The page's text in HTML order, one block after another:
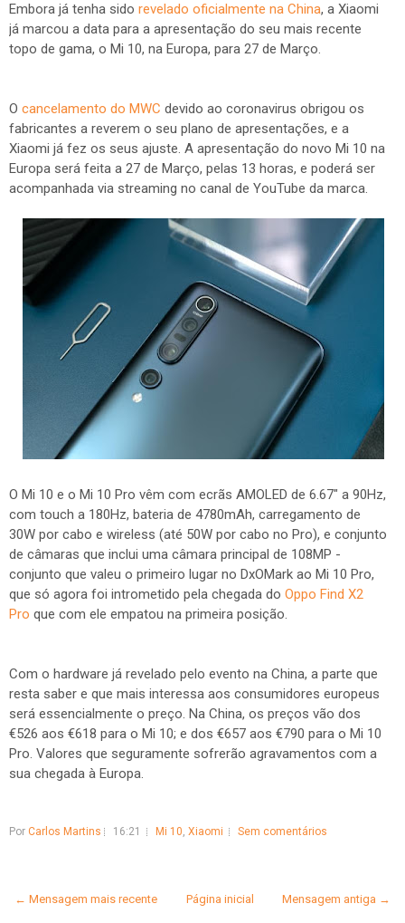
Embora já tenha sido revelado oficialmente na China, a Xiaomi
já marcou a data para a apresentação do seu mais recente
topo de gama, o Mi 10, na Europa, para 27 de Março.
O cancelamento do MWC devido ao coronavirus obrigou os
fabricantes a reverem o seu plano de apresentações, e a
Xiaomi já fez os seus ajuste. A apresentação do novo Mi 10 na
Europa será feita a 27 de Março, pelas 13 horas, e poderá ser
acompanhada via streaming no canal de YouTube da marca.
O Mi 10 e o Mi 10 Pro vêm com ecrãs AMOLED de 6.67" a 90Hz,
com touch a 180Hz, bateria de 4780mAh, carregamento de
30W por cabo e wireless (até 50W por cabo no Pro), e conjunto
de câmaras que inclui uma câmara principal de 108MP -
conjunto que valeu o primeiro lugar no DxOMark ao Mi 10 Pro,
que só agora foi intrometido pela chegada do Oppo Find X2
Pro que com ele empatou na primeira posição.
Com o hardware já revelado pelo evento na China, a parte que
resta saber e que mais interessa aos consumidores europeus
será essencialmente o preço. Na China, os preços vão dos
€526 aos €618 para o Mi 10; e dos €657 aos €790 para o Mi 10
Pro. Valores que seguramente sofrerão agravamentos com a
sua chegada à Europa.
Por Carlos Martins 16:21 Mi 10, Xiaomi Sem comentários
← Mensagem mais recente Mensagem antiga →
Página inicial